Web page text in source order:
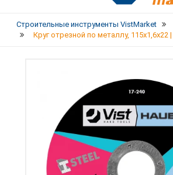
Строительные инструменты VistMarket
Круг отрезной по металлу, 115х1,6х22